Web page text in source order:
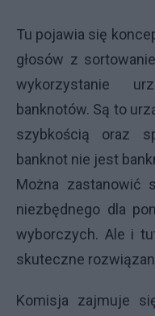
Tu pojawia się
głosów z
wykorzystanie
banknotów. Są to
szybkością oraz
banknot nie jest
Można zastanowić
niezbędnego dla
wyborczych. Ale i
skuteczne
Komisja zajmuje